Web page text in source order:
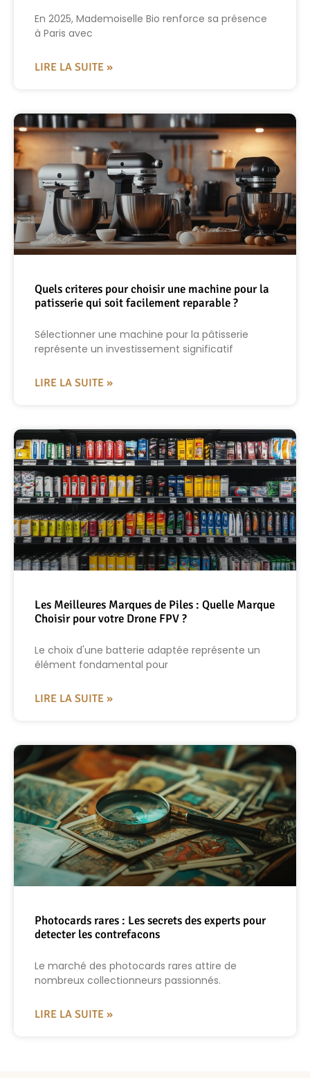
En 2025, Mademoiselle Bio renforce sa présence
à Paris avec
LIRE LA SUITE »
Quels criteres pour choisir une machine pour la
patisserie qui soit facilement reparable ?
Sélectionner une machine pour la pâtisserie
représente un investissement significatif
LIRE LA SUITE »
Les Meilleures Marques de Piles : Quelle Marque
Choisir pour votre Drone FPV ?
Le choix d'une batterie adaptée représente un
élément fondamental pour
LIRE LA SUITE »
Photocards rares : Les secrets des experts pour
detecter les contrefacons
Le marché des photocards rares attire de
nombreux collectionneurs passionnés.
LIRE LA SUITE »